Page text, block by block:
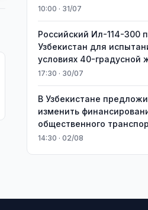
10:00 · 31/07
Российский Ил-114-300
Узбекистан для
условиях 40-градусной
17:30 · 30/07
В Узбекистане
изменить
общественного
14:30 · 02/08